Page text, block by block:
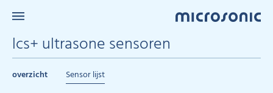
lcs+ ultrasone sensoren
overzicht Sensor lijst